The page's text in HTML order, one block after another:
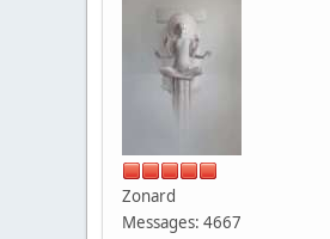
Zonard
Messages: 4667